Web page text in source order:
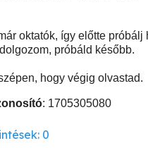
oktatók, így előtte próbálj
próbáld később.
hogy végig olvastad.
: 1705305080
0